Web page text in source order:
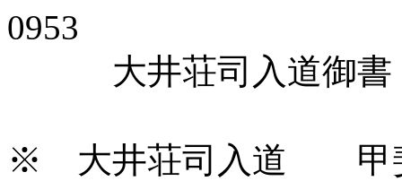
0953
大井荘司入道御
※ 大井荘司入道 甲斐